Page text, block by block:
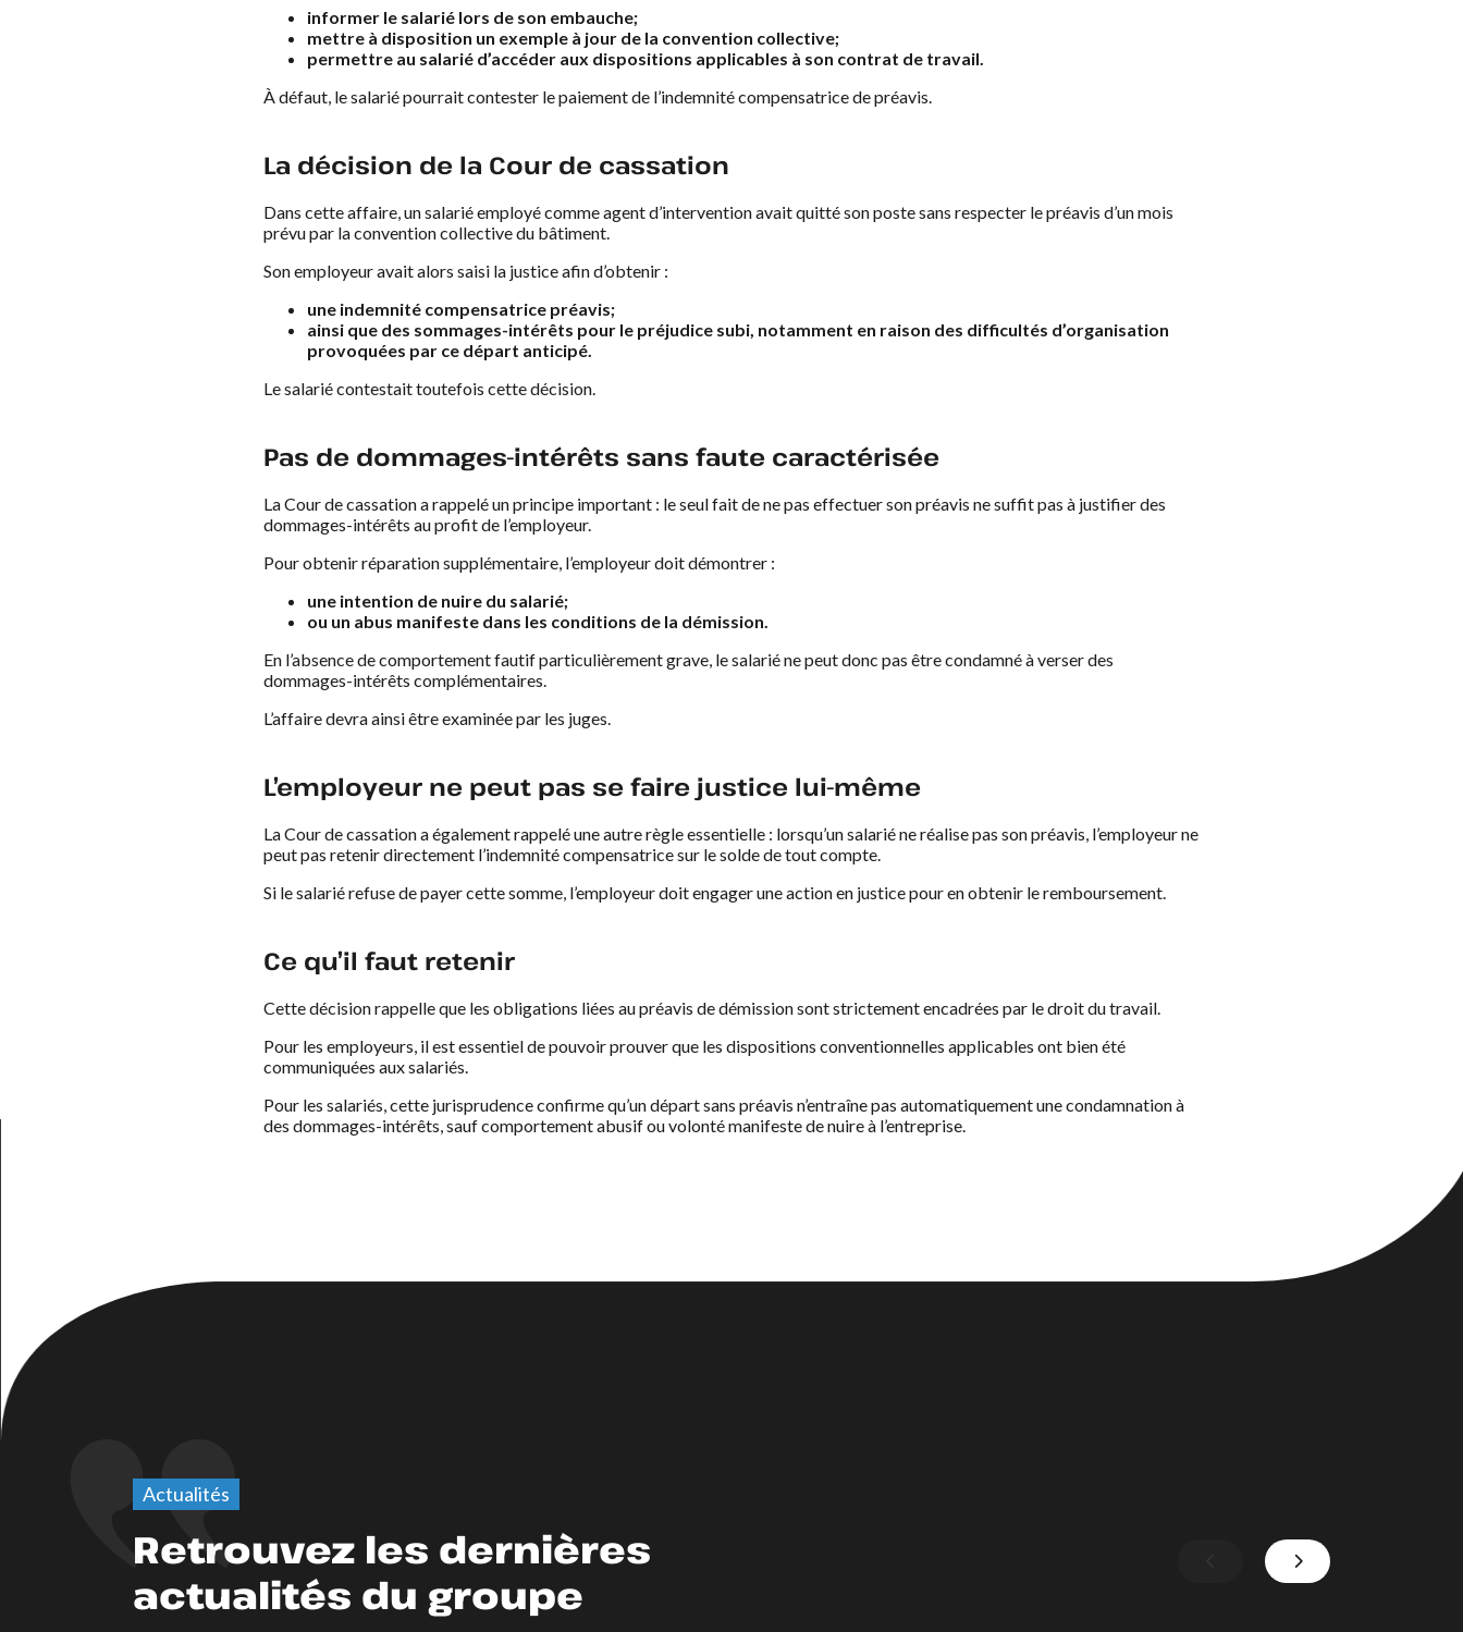
informer le salarié lors de son embauche;
mettre à disposition un exemple à jour de la convention collective;
permettre au salarié d’accéder aux dispositions applicables à son contrat de travail.
À défaut, le salarié pourrait contester le paiement de l’indemnité compensatrice de préavis.
La décision de la Cour de cassation
Dans cette affaire, un salarié employé comme agent d’intervention avait quitté son poste sans respecter le préavis d’un mois
prévu par la convention collective du bâtiment.
Son employeur avait alors saisi la justice afin d’obtenir :
une indemnité compensatrice préavis;
ainsi que des sommages-intérêts pour le préjudice subi, notamment en raison des difficultés d’organisation
provoquées par ce départ anticipé.
Le salarié contestait toutefois cette décision.
Pas de dommages-intérêts sans faute caractérisée
La Cour de cassation a rappelé un principe important : le seul fait de ne pas effectuer son préavis ne suffit pas à justifier des
dommages-intérêts au profit de l’employeur.
Pour obtenir réparation supplémentaire, l’employeur doit démontrer :
une intention de nuire du salarié;
ou un abus manifeste dans les conditions de la démission.
En l’absence de comportement fautif particulièrement grave, le salarié ne peut donc pas être condamné à verser des
dommages-intérêts complémentaires.
L’affaire devra ainsi être examinée par les juges.
L’employeur ne peut pas se faire justice lui-même
La Cour de cassation a également rappelé une autre règle essentielle : lorsqu’un salarié ne réalise pas son préavis, l’employeur ne
peut pas retenir directement l’indemnité compensatrice sur le solde de tout compte.
Si le salarié refuse de payer cette somme, l’employeur doit engager une action en justice pour en obtenir le remboursement.
Ce qu’il faut retenir
Cette décision rappelle que les obligations liées au préavis de démission sont strictement encadrées par le droit du travail.
Pour les employeurs, il est essentiel de pouvoir prouver que les dispositions conventionnelles applicables ont bien été
communiquées aux salariés.
Pour les salariés, cette jurisprudence confirme qu’un départ sans préavis n’entraîne pas automatiquement une condamnation à
des dommages-intérêts, sauf comportement abusif ou volonté manifeste de nuire à l’entreprise.
Actualités
Retrouvez les dernières
actualités du groupe